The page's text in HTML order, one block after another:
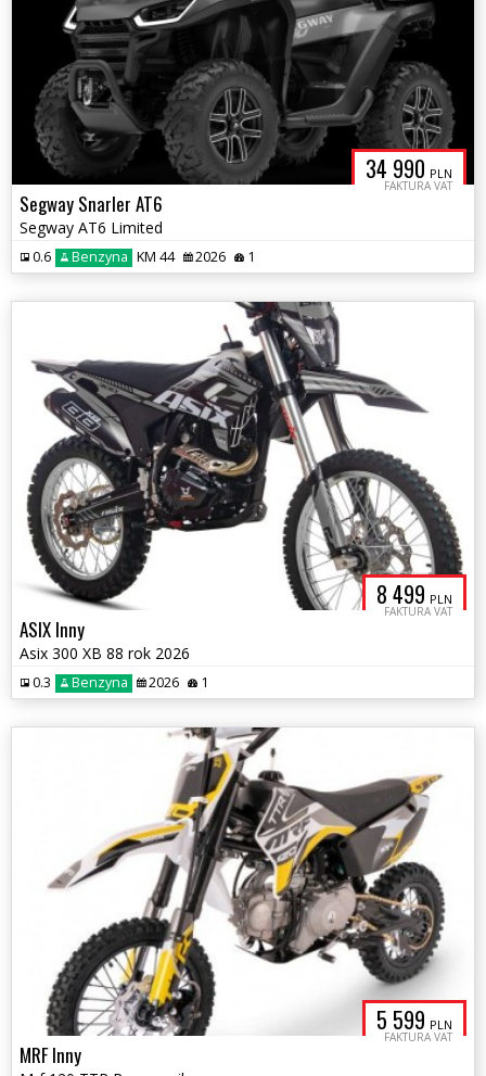
34 990 PLN
FAKTURA VAT
Segway Snarler AT6
Segway AT6 Limited
0.6 Benzyna KM 44 2026 1
8 499 PLN
FAKTURA VAT
ASIX Inny
Asix 300 XB 88 rok 2026
0.3 Benzyna 2026 1
5 599 PLN
FAKTURA VAT
MRF Inny